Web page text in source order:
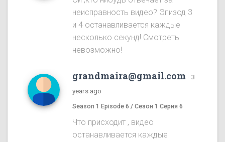
неисправность видео? Эпизод 3
и 4 останавливается каждые
несколько секунд! Смотреть
невозможно!
grandmaira@gmail.com · 3
years ago
Season 1 Episode 6 / Сезон 1 Серия 6
Что присходит , видео
останавливается каждые